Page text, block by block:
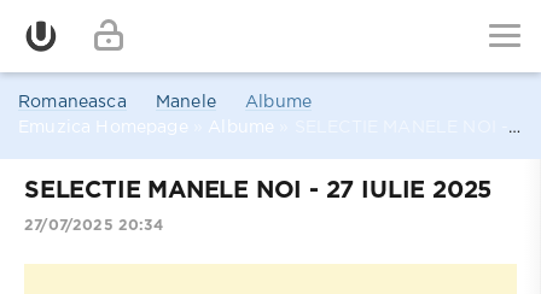
Romaneasca Manele
Albume
Emuzica Homepage
Albume
SELECTIE MANELE NOI - 27 IULIE 2025
27/07/2025 20:34